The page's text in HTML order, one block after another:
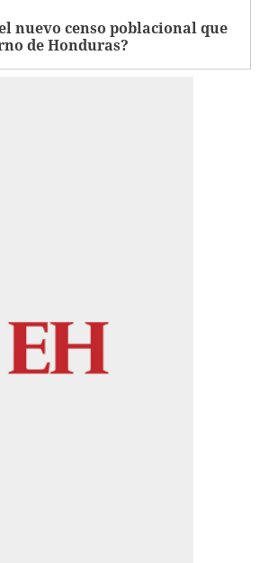
nuevo censo poblacional que
de Honduras?